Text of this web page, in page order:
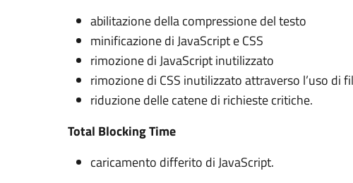
abilitazione della compressione del testo
minificazione di JavaScript e CSS
rimozione di JavaScript inutilizzato
rimozione di CSS inutilizzato attraverso l’uso di
riduzione delle catene di richieste critiche.
Total Blocking Time
caricamento differito di JavaScript.